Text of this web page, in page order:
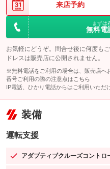
来店予約
まずは
無料電
お気軽にどうぞ。問合せ後に何度も
ドレスは販売店に公開されません。
※無料電話をご利用の場合は、販売店へ
番号ご利用の際の注意点は こちら
IP電話、ひかり電話からはご利用いただ
装備
運転支援
アダプティブクルーズコントロ
：装備あり